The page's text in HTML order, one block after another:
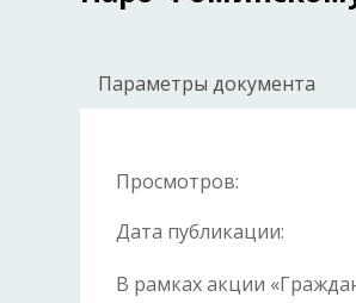
Параметры документа
Просмотров:
Дата публикации:
В рамках акции